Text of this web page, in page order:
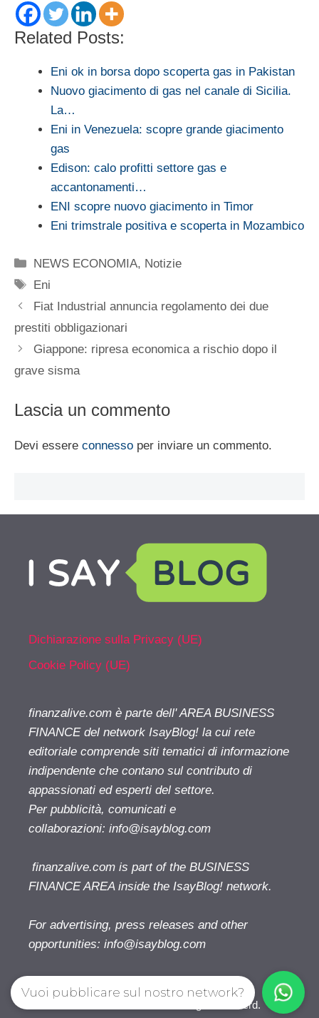
Related Posts:
Eni ok in borsa dopo scoperta gas in Pakistan
Nuovo giacimento di gas nel canale di Sicilia.
La…
Eni in Venezuela: scopre grande giacimento
gas
Edison: calo profitti settore gas e
accantonamenti…
ENI scopre nuovo giacimento in Timor
Eni trimstrale positiva e scoperta in Mozambico
Categorie
NEWS ECONOMIA, Notizie
Tag
Eni
Fiat Industrial annuncia regolamento dei due
prestiti obbligazionari
Giappone: ripresa economica a rischio dopo il
grave sisma
Lascia un commento
Devi essere connesso per inviare un commento.
Dichiarazione sulla Privacy (UE)
Cookie Policy (UE)
finanzalive.com è parte dell' AREA BUSINESS
FINANCE del network IsayBlog! la cui rete
editoriale comprende siti tematici di informazione
indipendente che contano sul contributo di
appassionati ed esperti del settore.
Per pubblicità, comunicati e
collaborazioni: info@isayblog.com
finanzalive.com is part of the BUSINESS
FINANCE AREA inside the IsayBlog! network.
For advertising, press releases and other
opportunities: info@isayblog.com
Finanzalive.com © 2026. All right reserverd.
Vuoi pubblicare sul nostro network?